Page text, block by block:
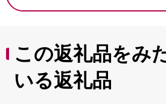
この返礼品をみ
いる返礼品